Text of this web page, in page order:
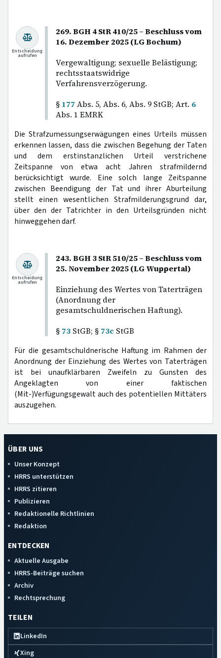
269. BGH 4 StR 410/25 – Beschluss vom
16. Dezember 2025 (LG Bochum)
Vergewaltigung; sexuelle Belästigung;
rechtsstaatswidrige
Verfahrensverzögerung.
§ 177 Abs. 5, Abs. 6, Abs. 9 StGB; Art. 6
Abs. 1 EMRK
Entscheidung
aufrufen
Die Strafzumessungserwägungen eines Urteils müssen
erkennen lassen, dass die zwischen Begehung der Taten
und dem erstinstanzlichen Urteil verstrichene
Zeitspanne von etwa acht Jahren strafmildernd
berücksichtigt wurde. Eine solch lange Zeitspanne
zwischen Beendigung der Tat und ihrer Aburteilung
stellt einen wesentlichen Strafmilderungsgrund dar,
über den der Tatrichter in den Urteilsgründen nicht
hinweggehen darf.
243. BGH 3 StR 510/25 – Beschluss vom
25. November 2025 (LG Wuppertal)
Einziehung des Wertes von Taterträgen
(Anordnung der
gesamtschuldnerischen Haftung).
§ 73 StGB; § 73c StGB
Entscheidung
aufrufen
Für die gesamtschuldnerische Haftung im Rahmen der
Anordnung der Einziehung des Wertes von Taterträgen
ist bei unaufklärbaren Zweifeln zu Gunsten des
Angeklagten von einer faktischen
(Mit-)Verfügungsgewalt auch des potentiellen Mittäters
auszugehen.
ÜBER UNS
Unser Konzept
HRRS unterstützen
HRRS zitieren
Publizieren
Redaktionelle Richtlinien
Redaktion
ENTDECKEN
Aktuelle Ausgabe
HRRS-Beiträge suchen
Archiv
Rechtsprechung
TEILEN
LinkedIn
Xing